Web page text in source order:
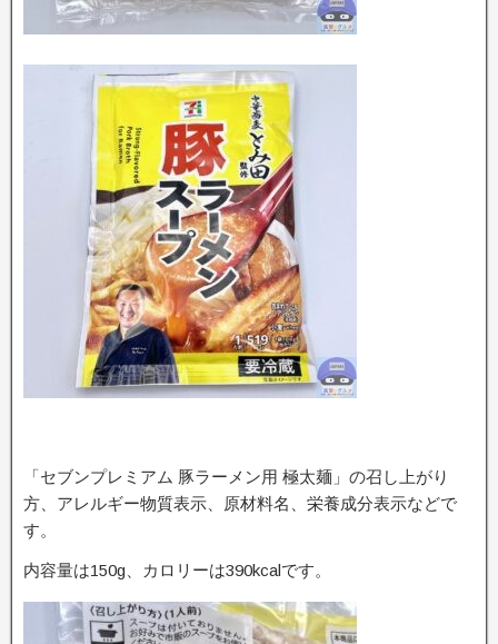
「セブンプレミアム 豚ラーメン用 極太麺」の召し上がり
方、アレルギー物質表示、原材料名、栄養成分表示などで
す。
内容量は150g、カロリーは390kcalです。